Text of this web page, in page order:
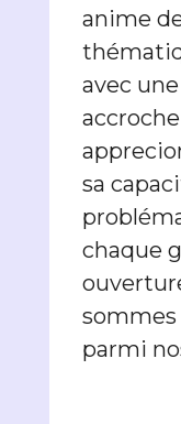
anime
avec
sa
chaque
sommes
parmi